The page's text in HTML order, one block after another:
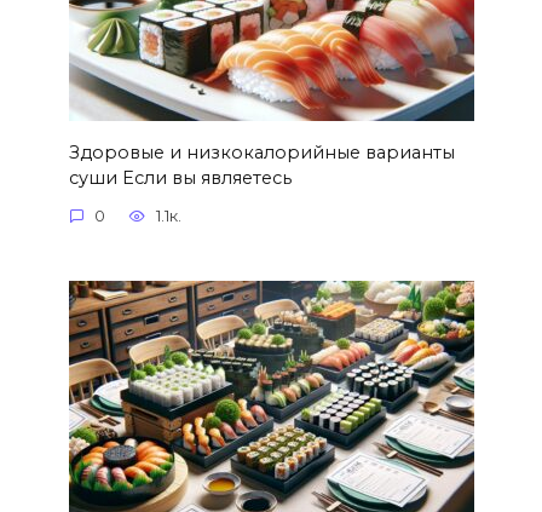
Здоровые и низкокалорийные варианты
суши Если вы являетесь
0 1.1к.